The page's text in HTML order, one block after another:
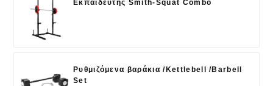
Εκπαιδευτής Smith-Squat Combo
Ρυθμιζόμενα βαράκια /Kettlebell /Barbell
Set